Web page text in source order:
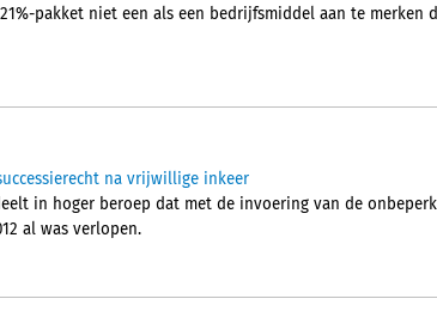
pakket niet een als een bedrijfsmiddel aan te merken
na vrijwillige inkeer
in hoger beroep dat met de invoering van de
al was verlopen.